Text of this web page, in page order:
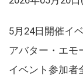
5月24日開催イ
アバター・エモ
イベント参加者